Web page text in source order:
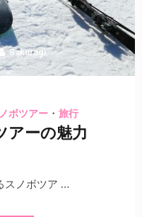
Sakuragi
ボツアー ・ 旅行
アーの魅力
スノボツア …